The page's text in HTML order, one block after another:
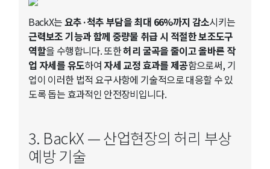
BackX는요추·척추 부담을 최대 66%까지 감소시키는
근력보조 기능과 함께 중량물 취급 시 적절한 보조도구
역할을 수행합니다. 또한허리 굴곡을 줄이고 올바른 작
업 자세를 유도하여 자세 교정 효과를 제공함으로써, 기
업이 이러한 법적 요구사항에 기술적으로 대응할 수 있
도록 돕는 효과적인 안전장비입니다.
3. BackX — 산업현장의 허리 부상
예방 기술